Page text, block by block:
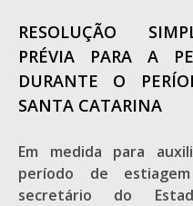
RESOLUÇÃO
PRÉVIA PARA A
DURANTE O
SANTA CATARINA
Em medida para
período de
secretário do